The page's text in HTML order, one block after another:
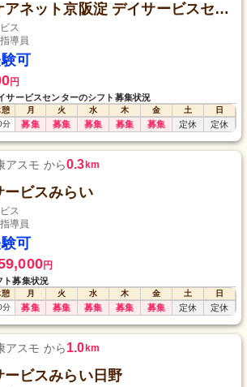
エルケアネット京阪淀 デイサービスセンター
ス
導員
可
円
サービスセンターのシフト募集状況
憩 月 火 水 木 金 土
日
分 募集 募集 募集 募集 募集 定休 定休
アスモ から0.3km
ービスみらい
ス
導員
可
円
ト募集状況
憩 月 火 水 木 金 土
日
分 募集 募集 募集 募集 募集 定休 定休
アスモ から1.0km
ービスみらい日野